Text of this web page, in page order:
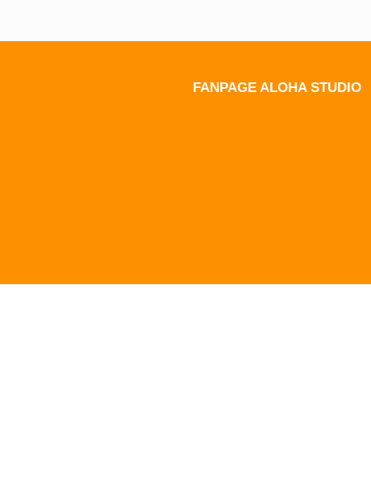
FANPAGE ALOHA STUDIO